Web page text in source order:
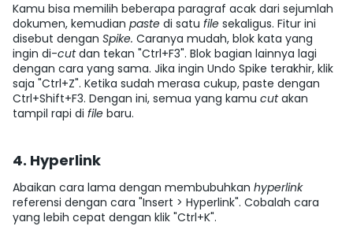
Kamu bisa memilih beberapa paragraf acak dari sejumlah
dokumen, kemudian paste di satu file sekaligus. Fitur ini
disebut dengan Spike. Caranya mudah, blok kata yang
ingin di-cutdan tekan "Ctrl+F3". Blok bagian lainnya lagi
dengan cara yang sama. Jika ingin Undo Spike terakhir, klik
saja "Ctrl+Z". Ketika sudah merasa cukup, paste dengan
Ctrl+Shift+F3. Dengan ini, semua yang kamu cutakan
tampil rapi di file baru.
4. Hyperlink
Abaikan cara lama dengan membubuhkan hyperlink
referensi dengan cara "Insert > Hyperlink". Cobalah cara
yang lebih cepat dengan klik "Ctrl+K".